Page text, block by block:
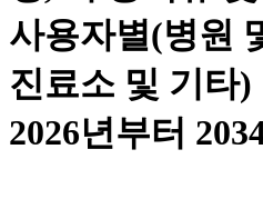
사용자별(병원
진료소 및 기타
2026년부터